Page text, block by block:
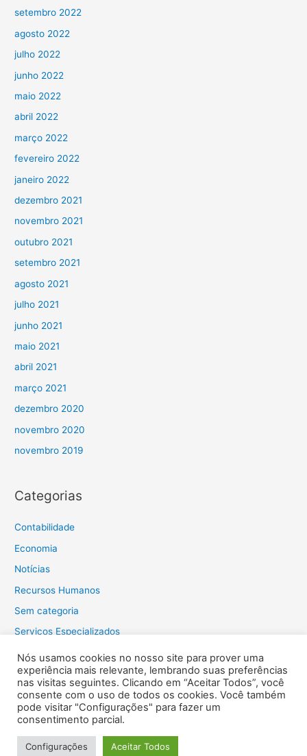
setembro 2022
agosto 2022
julho 2022
junho 2022
maio 2022
abril 2022
março 2022
fevereiro 2022
janeiro 2022
dezembro 2021
novembro 2021
outubro 2021
setembro 2021
agosto 2021
julho 2021
junho 2021
maio 2021
abril 2021
março 2021
dezembro 2020
novembro 2020
novembro 2019
Categorias
Contabilidade
Economia
Notícias
Recursos Humanos
Sem categoria
Serviços Especializados
Tecnologia
Tributos
Copyright © 2026Escritório Guaporé Serviços Contábeis
(55) 3511-9300 - escritorioguapore@escritorioguapore.com.br
Nós usamos cookies no nosso site para prover uma
experiência mais relevante, lembrando suas preferências
nas visitas seguintes. Clicando em “Aceitar Todos”, você
consente com o uso de todos os cookies. Você também
pode visitar "Configurações" para fazer um
consentimento parcial.
Configurações Aceitar Todos